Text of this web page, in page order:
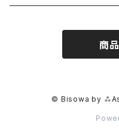
ガーデンクォーツ
ルチルクォーツ
商
© Bisowa by